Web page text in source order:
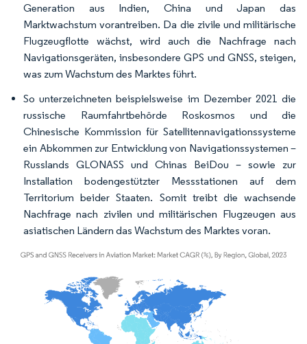
Generation aus Indien, China und Japan das
Marktwachstum vorantreiben. Da die zivile und militärische
Flugzeugflotte wächst, wird auch die Nachfrage nach
Navigationsgeräten, insbesondere GPS und GNSS, steigen,
was zum Wachstum des Marktes führt.
So unterzeichneten beispielsweise im Dezember 2021 die
russische Raumfahrtbehörde Roskosmos und die
Chinesische Kommission für Satellitennavigationssysteme
ein Abkommen zur Entwicklung von Navigationssystemen –
Russlands GLONASS und Chinas BeiDou – sowie zur
Installation bodengestützter Messstationen auf dem
Territorium beider Staaten. Somit treibt die wachsende
Nachfrage nach zivilen und militärischen Flugzeugen aus
asiatischen Ländern das Wachstum des Marktes voran.